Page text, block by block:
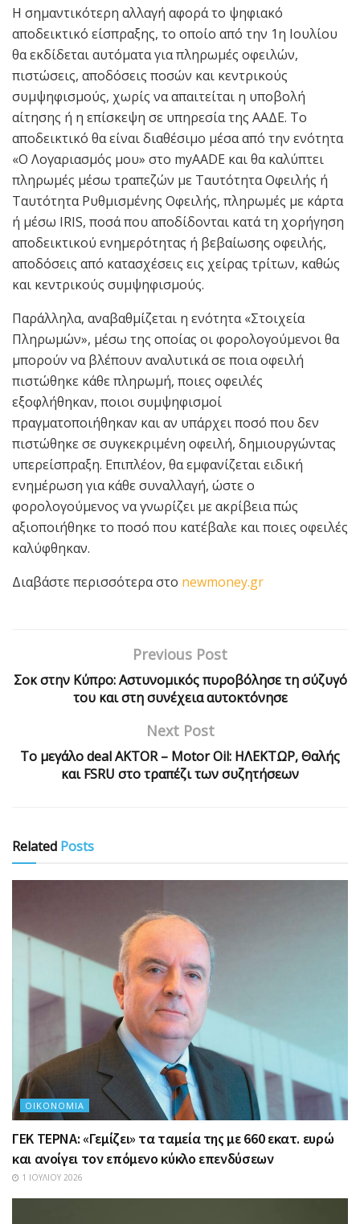
Η σημαντικότερη αλλαγή αφορά το ψηφιακό
αποδεικτικό είσπραξης, το οποίο από την 1η Ιουλίου
θα εκδίδεται αυτόματα για πληρωμές οφειλών,
πιστώσεις, αποδόσεις ποσών και κεντρικούς
συμψηφισμούς, χωρίς να απαιτείται η υποβολή
αίτησης ή η επίσκεψη σε υπηρεσία της ΑΑΔΕ. Το
αποδεικτικό θα είναι διαθέσιμο μέσα από την ενότητα
«Ο Λογαριασμός μου» στο myAADE και θα καλύπτει
πληρωμές μέσω τραπεζών με Ταυτότητα Οφειλής ή
Ταυτότητα Ρυθμισμένης Οφειλής, πληρωμές με κάρτα
ή μέσω IRIS, ποσά που αποδίδονται κατά τη χορήγηση
αποδεικτικού ενημερότητας ή βεβαίωσης οφειλής,
αποδόσεις από κατασχέσεις εις χείρας τρίτων, καθώς
και κεντρικούς συμψηφισμούς.
Παράλληλα, αναβαθμίζεται η ενότητα «Στοιχεία
Πληρωμών», μέσω της οποίας οι φορολογούμενοι θα
μπορούν να βλέπουν αναλυτικά σε ποια οφειλή
πιστώθηκε κάθε πληρωμή, ποιες οφειλές
εξοφλήθηκαν, ποιοι συμψηφισμοί
πραγματοποιήθηκαν και αν υπάρχει ποσό που δεν
πιστώθηκε σε συγκεκριμένη οφειλή, δημιουργώντας
υπερείσπραξη. Επιπλέον, θα εμφανίζεται ειδική
ενημέρωση για κάθε συναλλαγή, ώστε ο
φορολογούμενος να γνωρίζει με ακρίβεια πώς
αξιοποιήθηκε το ποσό που κατέβαλε και ποιες οφειλές
καλύφθηκαν.
Διαβάστε περισσότερα στο newmoney.gr
Previous Post
Σοκ στην Κύπρο: Αστυνομικός πυροβόλησε τη σύζυγό
του και στη συνέχεια αυτοκτόνησε
Next Post
Το μεγάλο deal AKTOR – Motor Oil: ΗΛΕΚΤΩΡ, Θαλής
και FSRU στο τραπέζι των συζητήσεων
Related Posts
ΟΙΚΟΝΟΜΊΑ
ΓΕΚ ΤΕΡΝΑ: «Γεμίζει» τα ταμεία της με 660 εκατ. ευρώ
και ανοίγει τον επόμενο κύκλο επενδύσεων
1 ΙΟΥΛΊΟΥ 2026